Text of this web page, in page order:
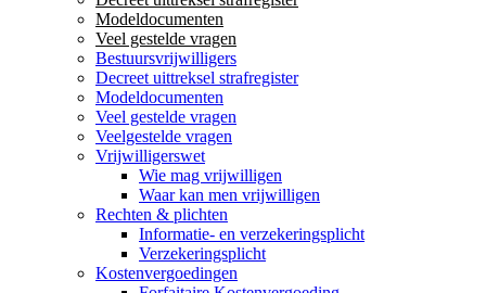
Modeldocumenten
Veel gestelde vragen
Bestuursvrijwilligers
Decreet uittreksel strafregister
Modeldocumenten
Veel gestelde vragen
Veelgestelde vragen
Vrijwilligerswet
Wie mag vrijwilligen
Waar kan men vrijwilligen
Rechten & plichten
Informatie- en verzekeringsplicht
Verzekeringsplicht
Kostenvergoedingen